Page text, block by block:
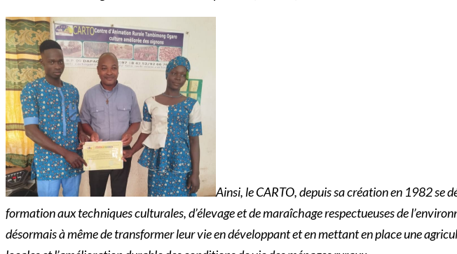
Ainsi, le CARTO, depuis sa création en 1982 se
formation aux techniques culturales, d’élevage et de maraîchage respectueuses de
désormais à même de transformer leur vie en développant et en mettant en place une